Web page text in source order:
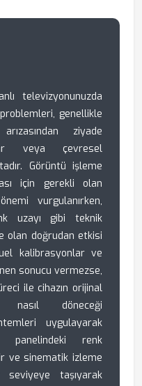
televizyonunuzda
problemleri, genellikle
ziyade
veya çevresel
Görüntü işleme
için gerekli olan
vurgulanırken,
uzayı gibi teknik
olan doğrudan etkisi
kalibrasyonlar ve
sonucu vermezse,
ile cihazın orijinal
nasıl döneceği
uygulayarak
panelindeki renk
ve sinematik izleme
taşıyarak